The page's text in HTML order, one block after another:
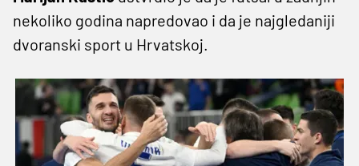
nekoliko godina napredovao i da je najgledaniji
dvoranski sport u Hrvatskoj.